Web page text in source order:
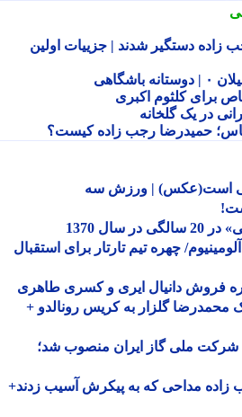
دستگیر شدند | جزییات اولین
یک گلخانه
حمیدرضا رجب زاده کیست؟
است(عکس) | ورزش سه
چهره تیم تارتار برای استقبال
دانیال ایری و کسری طاهری
گلزار به کریس رونالدو +
ملی گاز ایران منصوب شد؛
مداحی که به پیکرش آسیب زدند+